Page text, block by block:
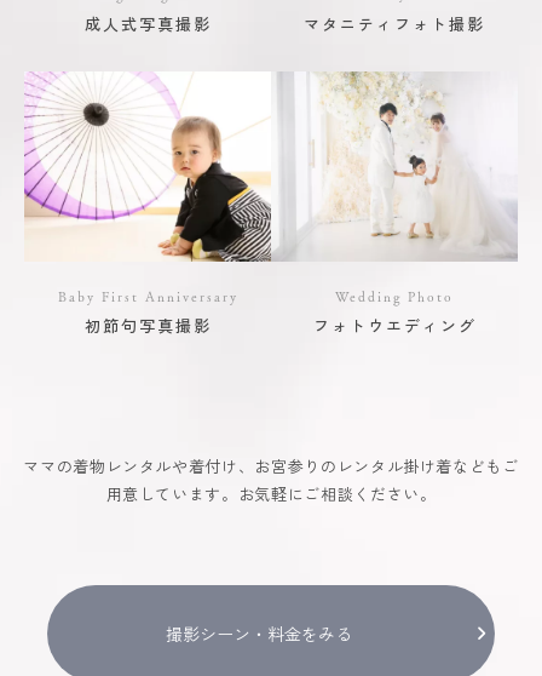
成人式写真撮影 マタニティフォト撮影
Baby First Anniversary
初節句写真撮影
Wedding Photo
フォトウエディング
ママの着物レンタルや着付け、お宮参りのレンタル掛け着などもご
用意しています。お気軽にご相談ください。
撮影シーン・料金をみる